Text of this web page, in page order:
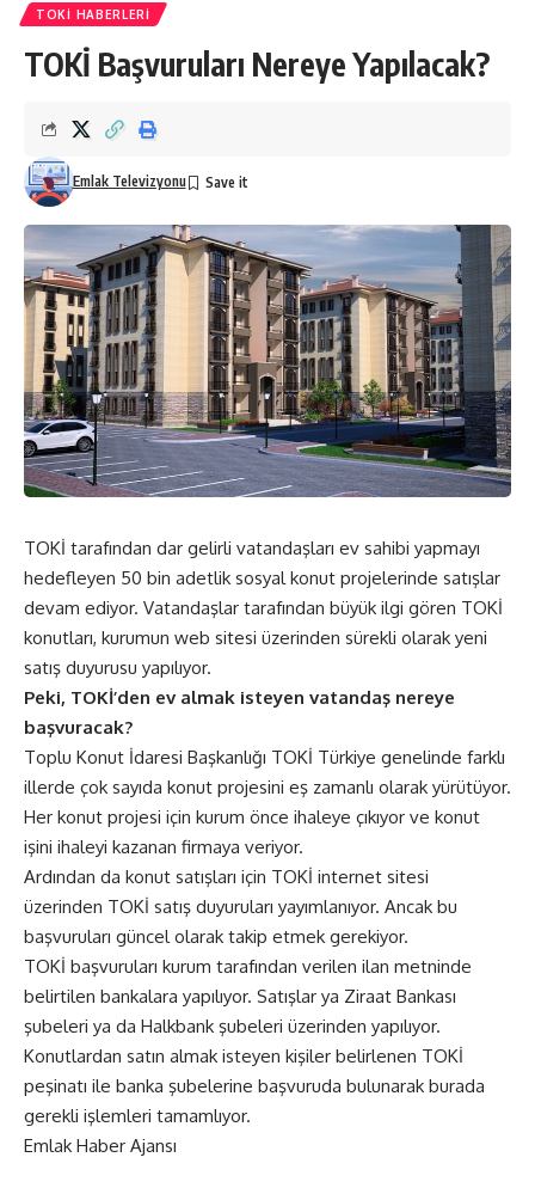
TOKI HABERLERI
TOKİ Başvuruları Nereye Yapılacak?
Emlak Televizyonu
TOKİ tarafından dar gelirli vatandaşları ev sahibi yapmayı
hedefleyen 50 bin adetlik sosyal konut projelerinde satışlar
devam ediyor. Vatandaşlar tarafından büyük ilgi gören TOKİ
konutları, kurumun web sitesi üzerinden sürekli olarak yeni
satış duyurusu yapılıyor.
Peki, TOKİ’den ev almak isteyen vatandaş nereye
başvuracak?
Toplu Konut İdaresi Başkanlığı TOKİ Türkiye genelinde farklı
illerde çok sayıda konut projesini eş zamanlı olarak yürütüyor.
Her konut projesi için kurum önce ihaleye çıkıyor ve konut
işini ihaleyi kazanan firmaya veriyor.
Ardından da konut satışları için TOKİ internet sitesi
üzerinden TOKİ satış duyuruları yayımlanıyor. Ancak bu
başvuruları güncel olarak takip etmek gerekiyor.
TOKİ başvuruları kurum tarafından verilen ilan metninde
belirtilen bankalara yapılıyor. Satışlar ya Ziraat Bankası
şubeleri ya da Halkbank şubeleri üzerinden yapılıyor.
Konutlardan satın almak isteyen kişiler belirlenen TOKİ
peşinatı ile banka şubelerine başvuruda bulunarak burada
gerekli işlemleri tamamlıyor.
Emlak Haber Ajansı